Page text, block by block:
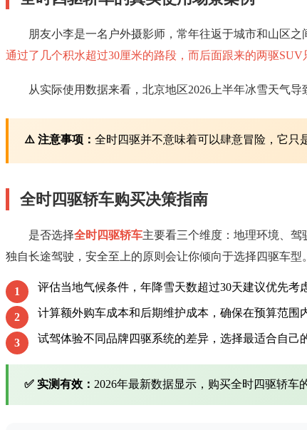
朋友小李是一名户外摄影师，常年往返于城市和山区
通过了几个积水超过30厘米的路段，而后面跟来的两驱
从实际使用数据来看，北京地区2026上半年冰雪天气导
⚠️ 注意事项： 全时四驱并不意味着可以肆意冒险，它只
全时四驱轿车购买决策指南
是否选择全时四驱轿车主要看三个维度：地理环境、
独自长途驾驶，安全至上的原则会让你倾向于选择四驱车型。
1 评估当地气候条件，年降雪天数超过30天建议优先考
2 计算额外购车成本和后期维护成本，确保在预算范围
3 试驾体验不同品牌四驱系统的差异，选择最适合自己
✅ 实测有效： 2026年最新数据显示，购买全时四驱轿车